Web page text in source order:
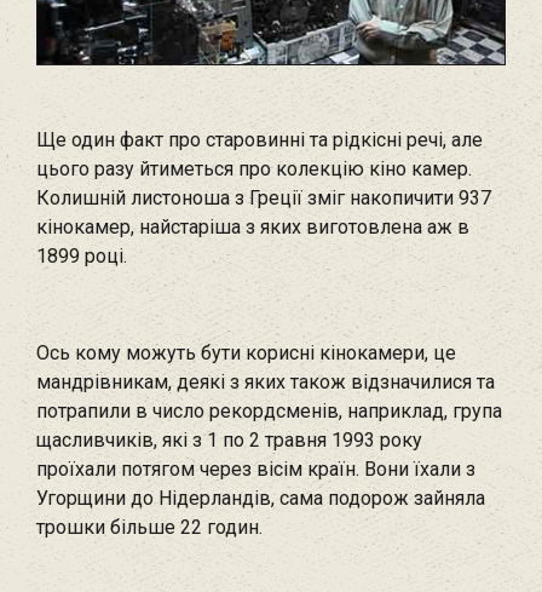
Ще один факт про старовинні та рідкісні речі, але
цього разу йтиметься про колекцію кіно камер.
Колишній листоноша з Греції зміг накопичити 937
кінокамер, найстаріша з яких виготовлена аж в
1899 році.
Ось кому можуть бути корисні кінокамери, це
мандрівникам, деякі з яких також відзначилися та
потрапили в число рекордсменів, наприклад, група
щасливчиків, які з 1 по 2 травня 1993 року
проїхали потягом через вісім країн. Вони їхали з
Угорщини до Нідерландів, сама подорож зайняла
трошки більше 22 годин.